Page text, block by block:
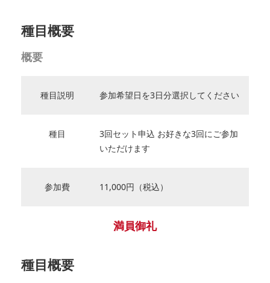
種目概要
概要
種目説明 参加希望日を3日分選択してください
種目
3回セット申込 お好きな3回にご参加
いただけます
参加費 11,000円（税込）
満員御礼
種目概要